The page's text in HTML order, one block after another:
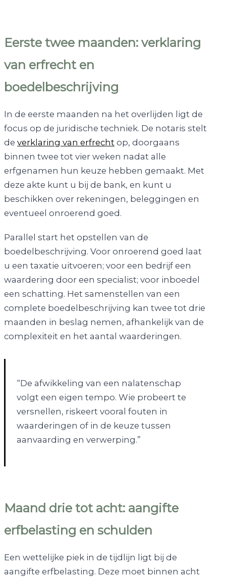
Eerste twee maanden: verklaring
van erfrecht en
boedelbeschrijving
In de eerste maanden na het overlijden ligt de
focus op de juridische techniek. De notaris stelt
de verklaring van erfrecht op, doorgaans
binnen twee tot vier weken nadat alle
erfgenamen hun keuze hebben gemaakt. Met
deze akte kunt u bij de bank, en kunt u
beschikken over rekeningen, beleggingen en
eventueel onroerend goed.
Parallel start het opstellen van de
boedelbeschrijving. Voor onroerend goed laat
u een taxatie uitvoeren; voor een bedrijf een
waardering door een specialist; voor inboedel
een schatting. Het samenstellen van een
complete boedelbeschrijving kan twee tot drie
maanden in beslag nemen, afhankelijk van de
complexiteit en het aantal waarderingen.
“De afwikkeling van een nalatenschap
volgt een eigen tempo. Wie probeert te
versnellen, riskeert vooral fouten in
waarderingen of in de keuze tussen
aanvaarding en verwerping.”
Maand drie tot acht: aangifte
erfbelasting en schulden
Een wettelijke piek in de tijdlijn ligt bij de
aangifte erfbelasting. Deze moet binnen acht